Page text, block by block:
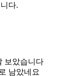
다.
보았습니다
남았네요